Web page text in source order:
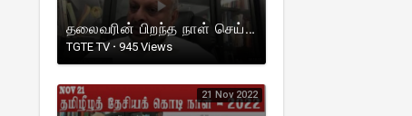
தலைவரின் பிறந்த நாள் செய்தி | TGTE | Prime Minister | 26.11.2023
TGTE TV · 945 Views
21 Nov 2022